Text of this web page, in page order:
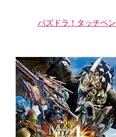
パズドラ！タッチペン